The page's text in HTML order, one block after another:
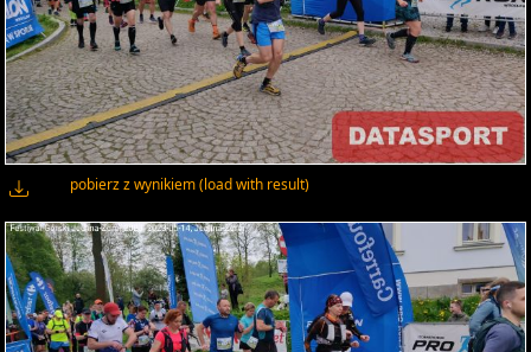
pobierz z wynikiem (load with result)